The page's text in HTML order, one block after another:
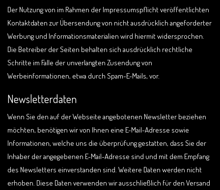
Der Nutzung von im Rahmen der Impressumspflicht veröffentlichten
Kontaktdaten zur Übersendung von nicht ausdrücklich angeforderter
Werbung und Informationsmaterialien wird hiermit widersprochen.
Die Betreiber der Seiten behalten sich ausdrücklich rechtliche
Schritte im Falle der unverlangten Zusendung von
Werbeinformationen, etwa durch Spam-E-Mails, vor.
Newsletterdaten
Wenn Sie den auf der Webseite angebotenen Newsletter beziehen
möchten, benötigen wir von Ihnen eine E-Mail-Adresse sowie
Informationen, welche uns die überprüfung gestatten, dass Sie der
Inhaber der angegebenen E-Mail-Adresse sind und mit dem Empfang
des Newsletters einverstanden sind. Weitere Daten werden nicht
erhoben. Diese Daten verwenden wir ausschließlich für den Versand